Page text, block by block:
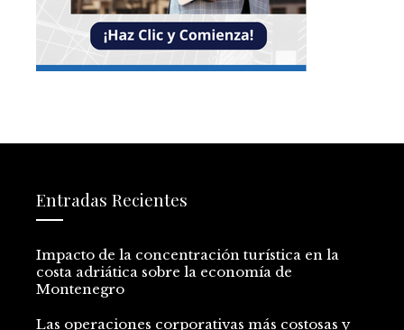
Entradas Recientes
Impacto de la concentración turística en la
costa adriática sobre la economía de
Montenegro
Las operaciones corporativas más costosas y